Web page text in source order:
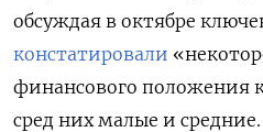
обсуждая в октябре
констатировали
финансового положения
сред них малые и